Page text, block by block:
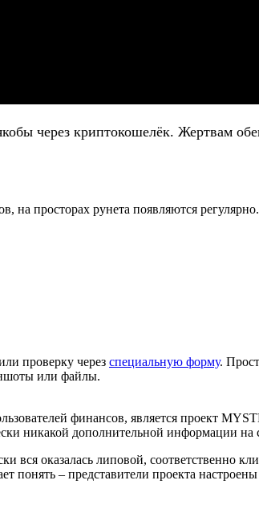
через криптокошелёк.
на просторах рунета появляются
проверку через специальную форму.
или файлы.
финансов, является проект
никакой дополнительной информации на
оказалась липовой, соответственно
– представители проекта